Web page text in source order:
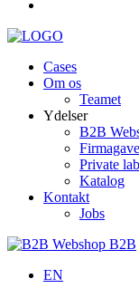
Cases
Om os
Teamet
Ydelser
B2B
Private
Katalog
Kontakt
Jobs
B2B
EN